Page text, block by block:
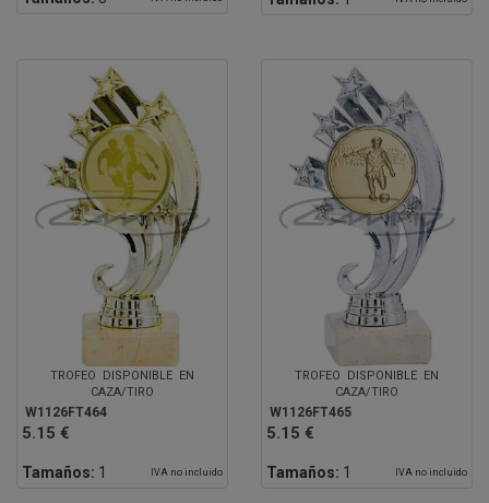
TROFEO DISPONIBLE EN
CAZA/TIRO
W1126FT464
5.15 €
Tamaños: 1 IVA no incluido
TROFEO DISPONIBLE EN
CAZA/TIRO
W1126FT465
5.15 €
Tamaños: 1 IVA no incluido